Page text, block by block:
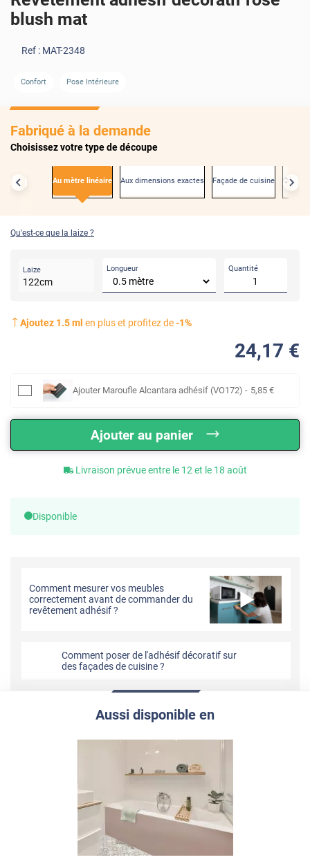
blush mat
Ref : MAT-2348
Confort Pose Intérieure
Fabriqué à la demande
Choisissez votre type de découpe
Au mètre linéaire Aux dimensions exactes Façade de cuisine
Qu'est-ce que la laize ?
Laize
122cm
Longueur Quantité
Ajoutez 1.5ml en plus et profitez de-1%
24,17 €
Ajouter Maroufle Alcantara adhésif (VO172) - 5,85 €
Ajouter au panier
Livraison prévue entre le 12 et le 18 août
Disponible
Comment mesurer vos meubles
correctement avant de commander du
revêtement adhésif ?
Comment poser de l'adhésif décoratif sur
des façades de cuisine ?
Aussi disponible en